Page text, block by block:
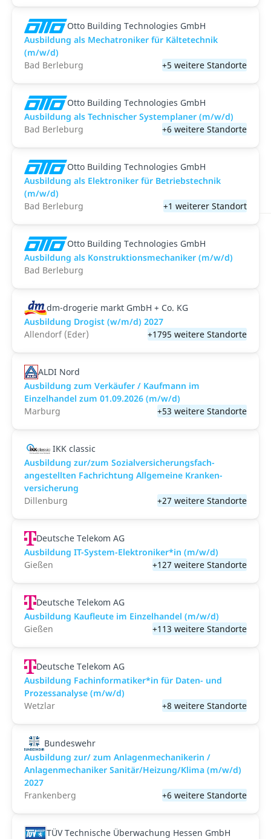
Otto Building Technologies GmbH
Ausbildung als Mechatroniker für Kältetechnik
(m/w/d)
Bad Berleburg
+5 weitere Standorte
Otto Building Technologies GmbH
Ausbildung als Technischer Systemplaner (m/w/d)
Bad Berleburg
+6 weitere Standorte
Otto Building Technologies GmbH
Ausbildung als Elektroniker für Betriebstechnik
(m/w/d)
Bad Berleburg
+1 weiterer Standort
Otto Building Technologies GmbH
Ausbildung als Konstruktionsmechaniker (m/w/d)
Bad Berleburg
dm-drogerie markt GmbH + Co. KG
Ausbildung Drogist (w/m/d) 2027
Allendorf (Eder)
+1795 weitere Standorte
ALDI Nord
Ausbildung zum Verkäufer / Kaufmann im
Einzelhandel zum 01.09.2026 (m/w/d)
Marburg
+53 weitere Standorte
IKK classic
Aus­bild­ung zur/zum Sozial­versicher­ungs­fach­
angestellten­ Fach­richtung All­gemeine Kranken­
versicher­ung
Dillenburg
+27 weitere Standorte
Deutsche Telekom AG
Ausbildung IT-System-Elektroniker*in (m/w/d)
Gießen
+127 weitere Standorte
Deutsche Telekom AG
Ausbildung Kaufleute im Einzelhandel (m/w/d)
Gießen
+113 weitere Standorte
Deutsche Telekom AG
Ausbildung Fachinformatiker*in für Daten- und
Prozessanalyse (m/w/d)
Wetzlar
+8 weitere Standorte
Bundeswehr
Ausbildung zur/ zum Anlagenmechanikerin /
Anlagenmechaniker Sanitär/Heizung/Klima (m/w/d)
2027
Frankenberg
+6 weitere Standorte
TÜV Technische Überwachung Hessen GmbH